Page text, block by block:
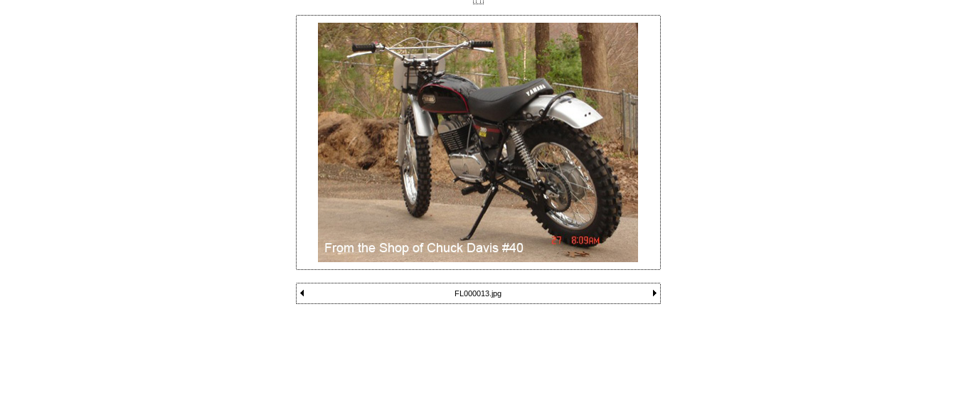
FL000013.jpg